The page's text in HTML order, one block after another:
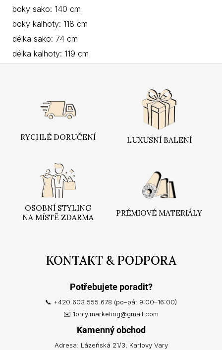
boky sako: 140 cm
boky kalhoty: 118 cm
délka sako: 74 cm
délka kalhoty: 119 cm
RYCHLÉ DORUČENÍ LUXUSNÍ BALENÍ
OSOBNÍ STYLING
NA MÍSTĚ ZDARMA
PRÉMIOVÉ MATERIÁLY
KONTAKT & PODPORA
Potřebujete poradit?
📞 +420 603 555 678 (po–pá: 9:00–16:00)
✉️ 1only.marketing@gmail.com
Kamenný obchod
Adresa: Lázeňská 21/3, Karlovy Vary